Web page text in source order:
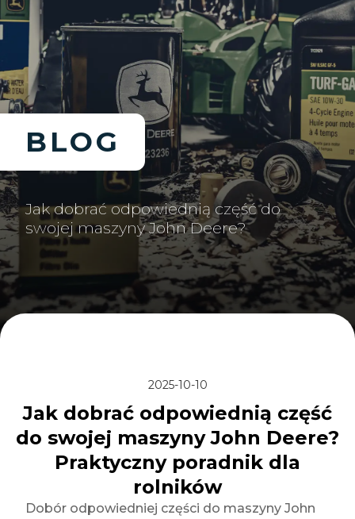
BLOG
Jak dobrać odpowiednią część do
swojej maszyny John Deere?
2025-10-10
Jak dobrać odpowiednią część
do swojej maszyny John Deere?
Praktyczny poradnik dla
rolników
Dobór odpowiedniej części do maszyny John